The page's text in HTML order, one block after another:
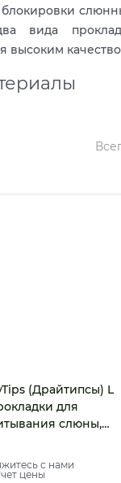
вида
высоким
(Драйтипсы) L
для
слюны,
с нами
цены